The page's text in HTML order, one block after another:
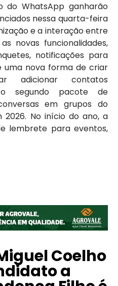
do WhatsApp ganharão
nessa quarta-feira
e a interação entre
novas funcionalidades,
notificações para
uma nova forma de criar
adicionar contatos
segundo pacote de
em grupos do
No início do ano, a
lembrete para eventos,
Coelho
a